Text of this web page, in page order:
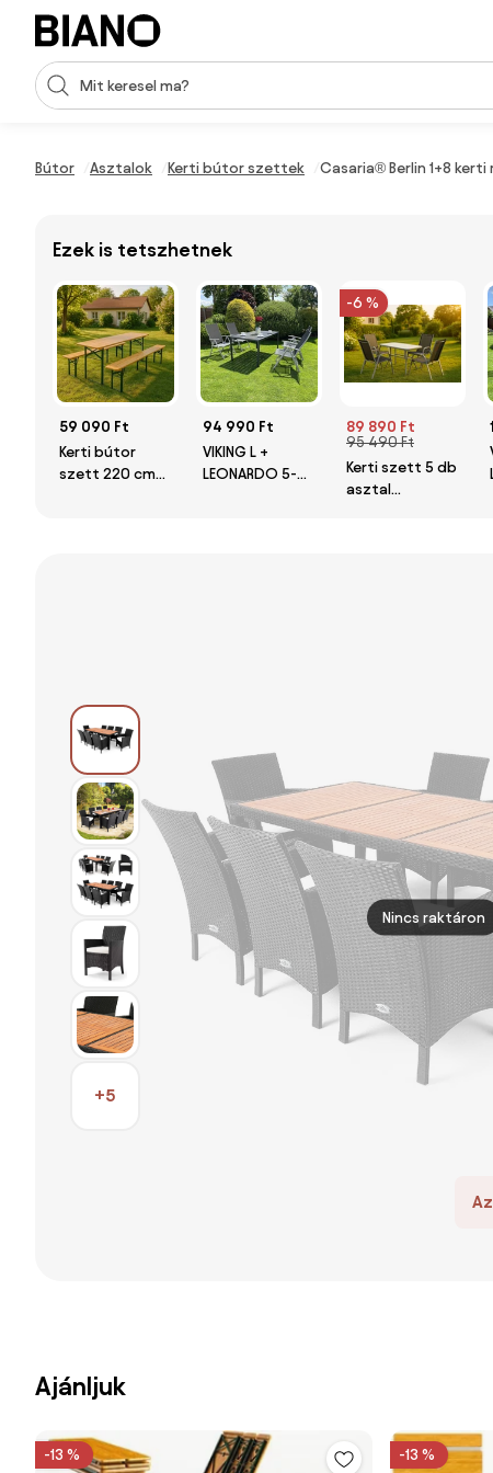
Navigáció kihagyása, ugrás a tartalomra
Keresési bevitel
Bútor Asztalok Kerti bútor szettek Casaria® Berlin 1+8
Ezek is tetszhetnek
59 090 Ft
Kerti bútor
szett 220 cm
94 990 Ft
VIKING L +
LEONARDO 5-
-6 %
89 890 Ft
95 490 Ft
Kerti szett 5 db
asztal
+5
Nincs raktáron
Ajánljuk
-13 % -13 %